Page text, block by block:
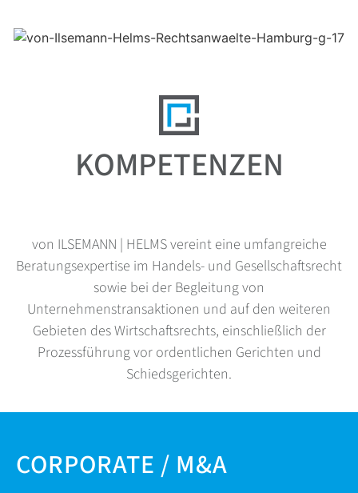
KOMPETENZEN
von ILSEMANN | HELMS vereint eine umfangreiche
Beratungsexpertise im Handels- und Gesellschaftsrecht
sowie bei der Begleitung von
Unternehmenstransaktionen und auf den weiteren
Gebieten des Wirtschaftsrechts, einschließlich der
Prozessführung vor ordentlichen Gerichten und
Schiedsgerichten.
CORPORATE / M&A